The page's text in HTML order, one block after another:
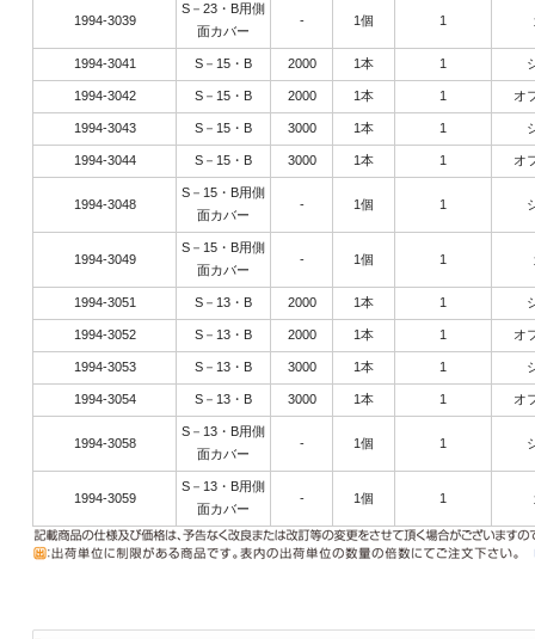
1994-3039
S－23・B用側
面カバー
1994-3041 S－15・B
1994-3042 S－15・B
1994-3043 S－15・B
1994-3044 S－15・B
1994-3048
S－15・B用側
面カバー
1994-3049
S－15・B用側
面カバー
1994-3051 S－13・B
1994-3052 S－13・B
1994-3053 S－13・B
1994-3054 S－13・B
1994-3058
S－13・B用側
面カバー
1994-3059
S－13・B用側
面カバー
- 1個 1
2000 1本 1
2000 1本 1 オ
3000 1本 1
3000 1本 1 オ
- 1個 1
- 1個 1
2000 1本 1
2000 1本 1 オ
3000 1本 1
3000 1本 1 オ
- 1個 1
- 1個 1